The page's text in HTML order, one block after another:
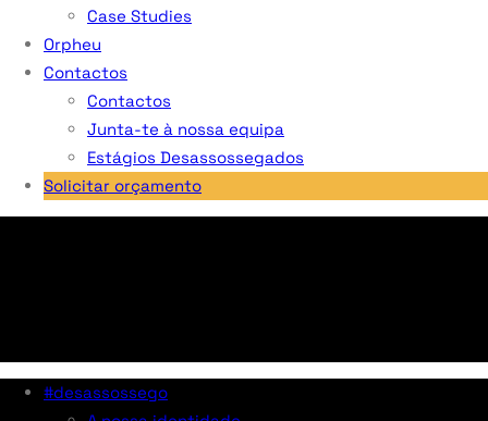
Case Studies
Orpheu
Contactos
Contactos
Junta-te à nossa equipa
Estágios Desassossegados
Solicitar orçamento
#desassossego